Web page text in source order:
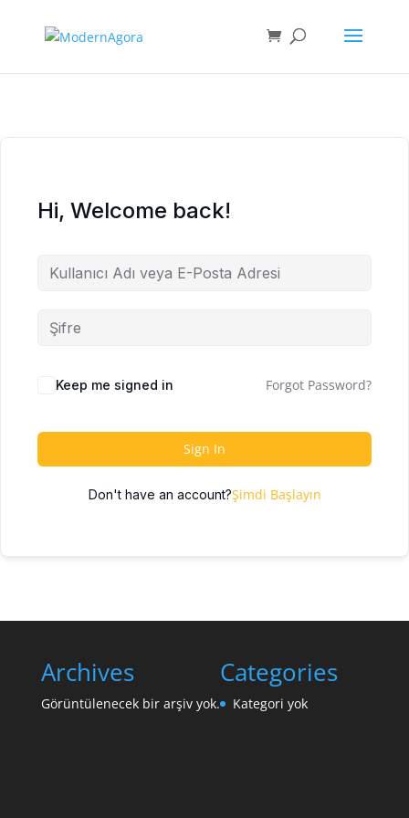
Hi, Welcome back!
Keep me signed in Forgot Password?
Sign In
Don't have an account?Şimdi Başlayın
Archives
Görüntülenecek bir arşiv yok.
Categories
Kategori yok